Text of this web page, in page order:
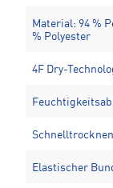
Material: 94 %
% Polyester
4F Dry-
Elastischer